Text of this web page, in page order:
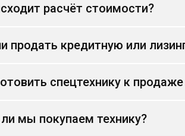
расчёт стоимости?
продать кредитную или
спецтехнику к
мы покупаем технику?